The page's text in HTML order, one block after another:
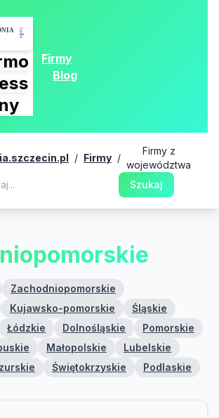
Firmy
Blog
/ Firmy /
Firmy z
województwa
Szukaj
Zachodniopomorskie
Kujawsko-pomorskie
Śląskie
Łódzkie Dolnośląskie
Pomorskie
Małopolskie
Lubelskie
Świętokrzyskie Podlaskie